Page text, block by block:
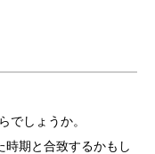
でしょうか。
期と合致するかもし